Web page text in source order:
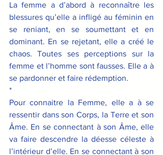
La femme a d’abord à reconnaître les
blessures qu’elle a infligé au féminin en
se reniant, en se soumettant et en
dominant. En se rejetant, elle a créé le
chaos. Toutes ses perceptions sur la
femme et l’homme sont fausses. Elle a à
se pardonner et faire rédemption.
*
Pour connaitre la Femme, elle a à se
ressentir dans son Corps, la Terre et son
Âme. En se connectant à son Âme, elle
va faire descendre la déesse céleste à
l’intérieur d’elle. En se connectant à son